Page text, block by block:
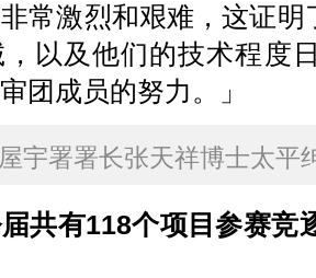
常激烈和艰难，这证
以及他们的技术程度
团成员的努力。」
宇署署长张天祥博士太平
共有118个项目参赛竞